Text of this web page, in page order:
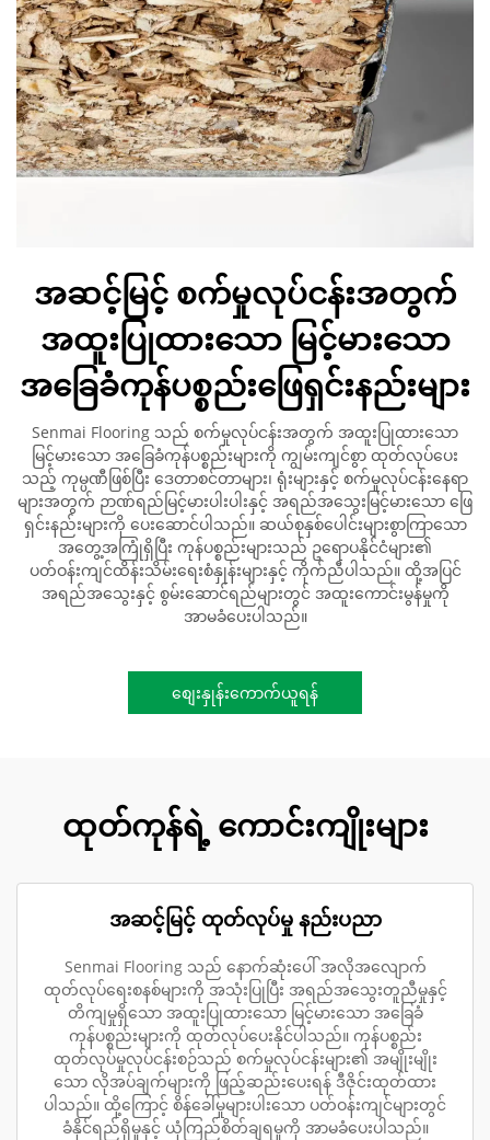
အဆင့်မြင့် စက်မှုလုပ်ငန်းအတွက်
အထူးပြုထားသော မြင့်မားသော
အခြေခံကုန်ပစ္စည်းဖြေရှင်းနည်းများ
Senmai Flooring သည် စက်မှုလုပ်ငန်းအတွက် အထူးပြုထားသော
မြင့်မားသော အခြေခံကုန်ပစ္စည်းများကို ကျွမ်းကျင်စွာ ထုတ်လုပ်ပေး
သည့် ကုမ္ပဏီဖြစ်ပြီး ဒေတာစင်တာများ၊ ရုံးများနှင့် စက်မှုလုပ်ငန်းနေရာ
များအတွက် ဉာဏ်ရည်မြင့်မားပါးပါးနှင့် အရည်အသွေးမြင့်မားသော ဖြေ
ရှင်းနည်းများကို ပေးဆောင်ပါသည်။ ဆယ်စုနှစ်ပေါင်းများစွာကြာသော
အတွေ့အကြုံရှိပြီး ကုန်ပစ္စည်းများသည် ဥရောပနိုင်ငံများ၏
ပတ်ဝန်းကျင်ထိန်းသိမ်းရေးစံနှုန်းများနှင့် ကိုက်ညီပါသည်။ ထို့အပြင်
အရည်အသွေးနှင့် စွမ်းဆောင်ရည်များတွင် အထူးကောင်းမွန်မှုကို
အာမခံပေးပါသည်။
စျေးနှုန်းကောက်ယူရန်
ထုတ်ကုန်ရဲ့ ကောင်းကျိုးများ
အဆင့်မြင့် ထုတ်လုပ်မှု နည်းပညာ
Senmai Flooring သည် နောက်ဆုံးပေါ် အလိုအလျောက်
ထုတ်လုပ်ရေးစနစ်များကို အသုံးပြုပြီး အရည်အသွေးတူညီမှုနှင့်
တိကျမှုရှိသော အထူးပြုထားသော မြင့်မားသော အခြေခံ
ကုန်ပစ္စည်းများကို ထုတ်လုပ်ပေးနိုင်ပါသည်။ ကုန်ပစ္စည်း
ထုတ်လုပ်မှုလုပ်ငန်းစဉ်သည် စက်မှုလုပ်ငန်းများ၏ အမျိုးမျိုး
သော လိုအပ်ချက်များကို ဖြည့်ဆည်းပေးရန် ဒီဇိုင်းထုတ်ထား
ပါသည်။ ထို့ကြောင့် စိန်ခေါ်မှုများပါးသော ပတ်ဝန်းကျင်များတွင်
ခံနိုင်ရည်ရှိမှုနှင့် ယုံကြည်စိတ်ချရမှုကို အာမခံပေးပါသည်။